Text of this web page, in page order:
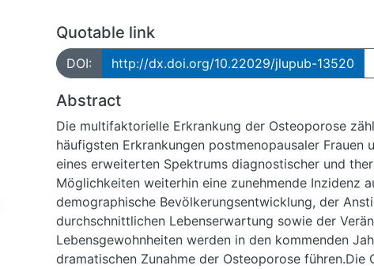
Quotable link
DOI: http://dx.doi.org/10.22029/jlupub-13520
Abstract
Die multifaktorielle Erkrankung der Osteoporose
häufigsten Erkrankungen postmenopausaler Frauen
eines erweiterten Spektrums diagnostischer und
Möglichkeiten weiterhin eine zunehmende Inzidenz
demographische Bevölkerungsentwicklung, der
durchschnittlichen Lebenserwartung sowie der
Lebensgewohnheiten werden in den kommenden
dramatischen Zunahme der Osteoporose führen.Die